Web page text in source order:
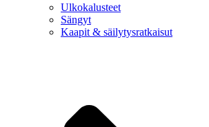
Ulkokalusteet
Sängyt
Kaapit & säilytysratkaisut